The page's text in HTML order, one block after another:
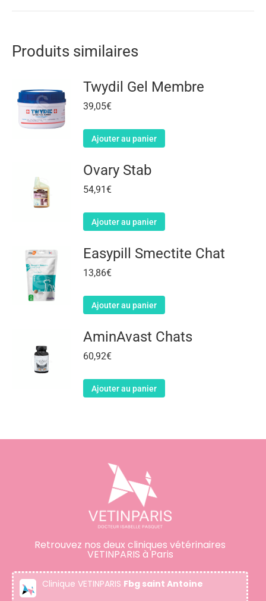
Produits similaires
Twydil Gel Membre
39,05€
Ajouter au panier
Ovary Stab
54,91€
Ajouter au panier
Easypill Smectite Chat
13,86€
Ajouter au panier
AminAvast Chats
60,92€
Ajouter au panier
Retrouvez nos deux cliniques vétérinaires
VETINPARIS à Paris
Clinique VETINPARIS Fbg saint Antoine